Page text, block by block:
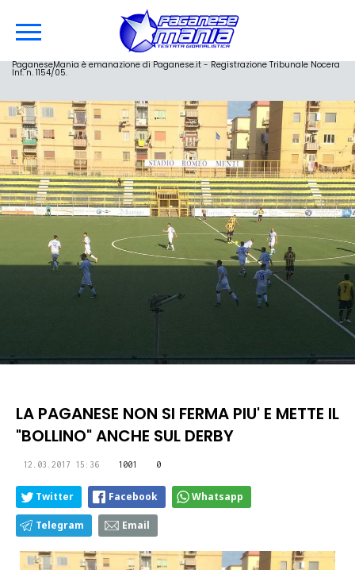
PaganeseMania è emanazione di Paganese.it - Registrazione Tribunale Nocera
Inf. n. 1154/05.
LA PAGANESE NON SI FERMA PIU' E METTE IL
"BOLLINO" ANCHE SUL DERBY
12.03.2017 15:36 1001 0
Twitter Facebook Whatsapp
Telegram Email